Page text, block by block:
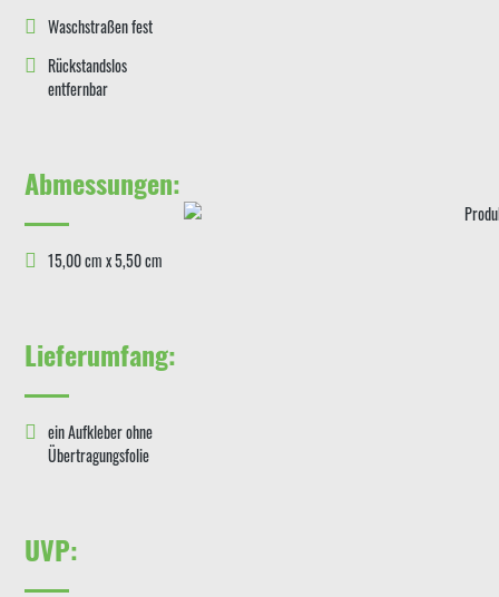
Waschstraßen fest
Rückstandslos
entfernbar
Abmessungen:
15,00 cm x 5,50 cm
Lieferumfang:
ein Aufkleber ohne
Übertragungsfolie
UVP: